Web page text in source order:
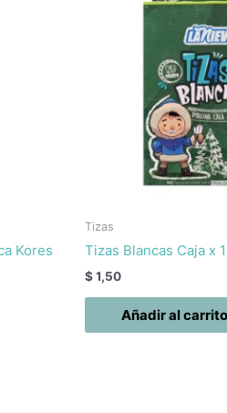
Kores
Tizas
Tizas Blancas Caja x
$1,50
Añadir al carrito